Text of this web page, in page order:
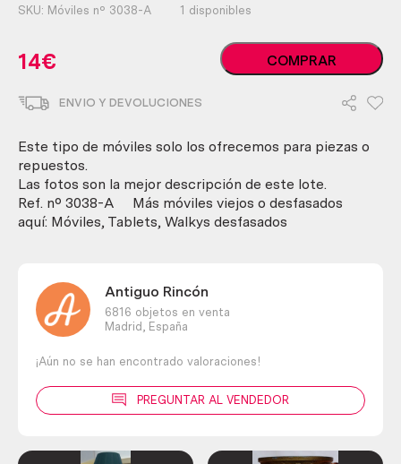
SKU: Móviles nº 3038-A 1 disponibles
14€
Móvil
viejo
repuestos.
COMPRAR
ENVIO Y DEVOLUCIONES
Este tipo de móviles solo los ofrecemos para piezas o
repuestos.
Las fotos son la mejor descripción de este lote.
Ref. nº 3038-A Más móviles viejos o desfasados
aquí: Móviles, Tablets, Walkys desfasados
Antiguo Rincón
6816 objetos en venta
Madrid,
España
¡Aún no se han encontrado valoraciones!
PREGUNTAR AL VENDEDOR